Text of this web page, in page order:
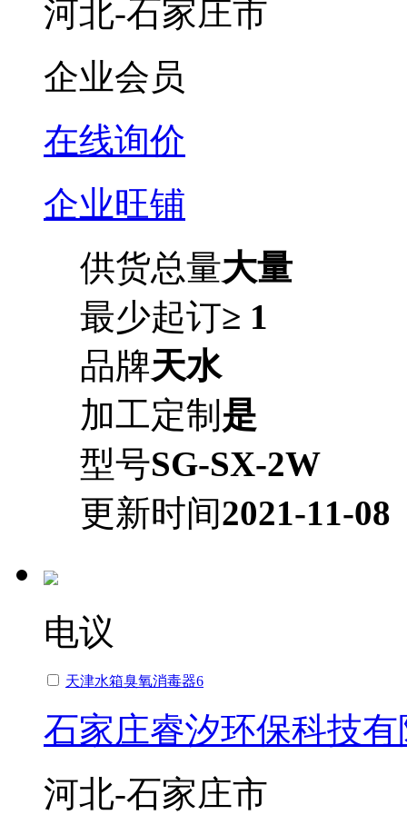
河北-石家庄市
企业会员
在线询价
企业旺铺
供货总量大量
最少起订≥ 1
品牌天水
加工定制 是
型号SG-SX-2W
更新时间2021-11-08
电议
天津水箱臭氧消毒器6
石家庄睿汐环保科技
河北-石家庄市